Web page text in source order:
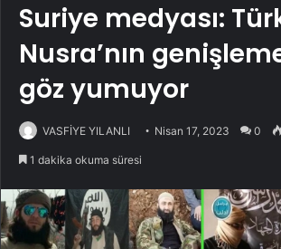
Suriye medyası:
Nusra’nın
göz yumuyor
VASFİYE YILANLI Nisan 17, 2023 0
1 dakika okuma süresi